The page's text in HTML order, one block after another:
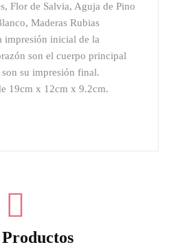
Flor de Salvia, Aguja de Pino
Maderas Rubias
impresión inicial de la
son el cuerpo principal
su impresión final.
19cm x 12cm x 9.2cm.